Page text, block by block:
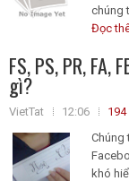
chúng
Đọc
FS, PS, PR, FA,
gì?
VietTat 12:06
Chúng
khó